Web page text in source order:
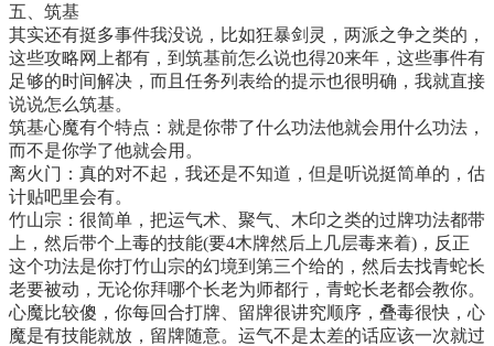
五、筑基
其实还有挺多事件我没说，比如狂暴剑灵，两派之争之类的，
这些攻略网上都有，到筑基前怎么说也得20来年，这些事件有
足够的时间解决，而且任务列表给的提示也很明确，我就直接
说说怎么筑基。
筑基心魔有个特点：就是你带了什么功法他就会用什么功法，
而不是你学了他就会用。
离火门：真的对不起，我还是不知道，但是听说挺简单的，估
计贴吧里会有。
竹山宗：很简单，把运气术、聚气、木印之类的过牌功法都带
上，然后带个上毒的技能(要4木牌然后上几层毒来着)，反正
这个功法是你打竹山宗的幻境到第三个给的，然后去找青蛇长
老要被动，无论你拜哪个长老为师都行，青蛇长老都会教你。
心魔比较傻，你每回合打牌、留牌很讲究顺序，叠毒很快，心
魔是有技能就放，留牌随意。运气不是太差的话应该一次就过